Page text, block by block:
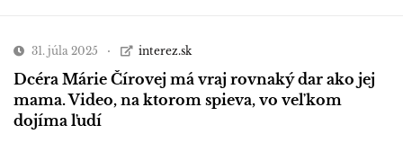
31. júla 2025 interez.sk
Dcéra Márie Čírovej má vraj rovnaký dar ako jej
mama. Video, na ktorom spieva, vo veľkom
dojíma ľudí